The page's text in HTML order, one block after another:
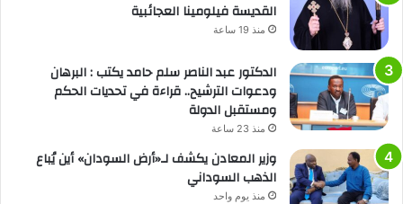
القديسة فيلومينا العجائبية
منذ 19 ساعة
الدكتور عبد الناصر سلم حامد يكتب : البرهان
ودعوات الترشيح.. قراءة في تحديات الحكم
ومستقبل الدولة
منذ 23 ساعة
وزير المعادن يكشف لـ«أرض السودان» أين يُباع
الذهب السوداني
منذ يوم واحد